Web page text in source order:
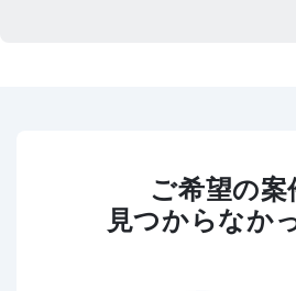
ご希望の案
見つからなか